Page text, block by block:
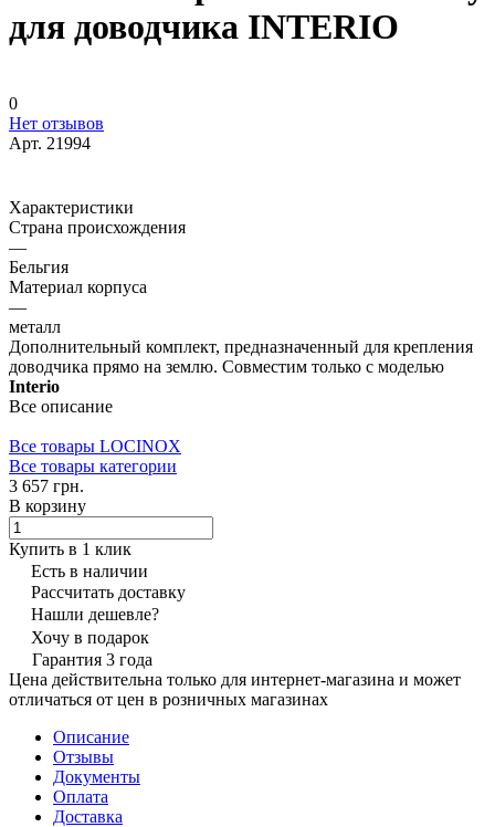
для доводчика INTERIO
0
Нет отзывов
Арт. 21994
Характеристики
Страна происхождения
—
Бельгия
Материал корпуса
—
металл
Дополнительный комплект, предназначенный для крепления
доводчика прямо на землю. Совместим только с моделью
Interio
Все описание
Все товары LOCINOX
Все товары категории
3 657 грн.
В корзину
Купить в 1 клик
Есть в наличии
Рассчитать доставку
Нашли дешевле?
Хочу в подарок
Гарантия 3 года
Цена действительна только для интернет-магазина и может
отличаться от цен в розничных магазинах
Описание
Отзывы
Документы
Оплата
Доставка